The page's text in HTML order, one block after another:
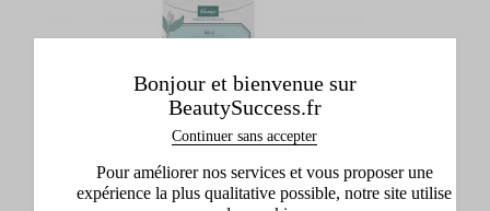
Bonjour et bienvenue sur
BeautySuccess.fr
Continuer sans accepter
Pour améliorer nos services et vous proposer une
expérience la plus qualitative possible, notre site utilise